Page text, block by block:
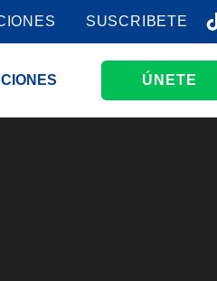
SUSCRIBETE
ÚNETE